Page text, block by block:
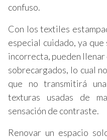
confuso.
Con los textiles
especial cuidado, ya que
incorrecta, pueden
sobrecargados, lo cual
que no transmitirá
texturas usadas de
sensación de contraste.
Renovar un espacio